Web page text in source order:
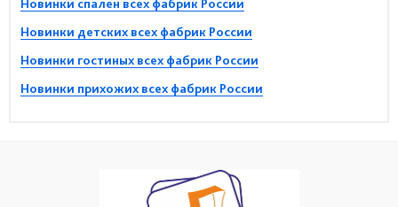
Новинки спален всех фабрик России
Новинки детских всех фабрик России
Новинки гостиных всех фабрик России
Новинки прихожих всех фабрик России